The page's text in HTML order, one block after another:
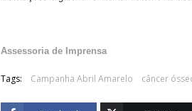
Assessoria de Imprensa
Tags: Campanha Abril Amarelo câncer